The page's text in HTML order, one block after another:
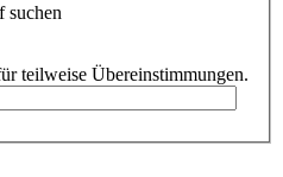
suchen
teilweise Übereinstimmungen.